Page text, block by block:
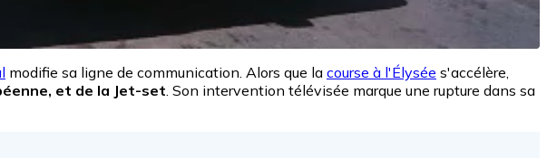
modifie sa ligne de communication. Alors que la course à l'Élysée s'accélère,
et de la Jet-set . Son intervention télévisée marque une rupture dans sa